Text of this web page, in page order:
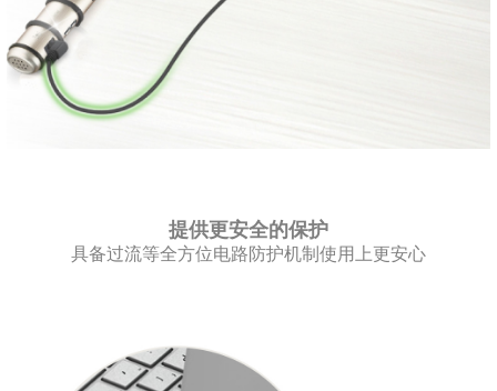
提供更安全的保护
具备过流等全方位电路防护机制使用上更安心